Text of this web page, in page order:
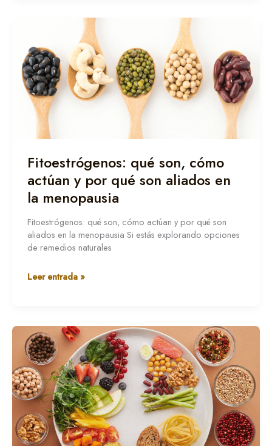
Fitoestrógenos: qué son, cómo
actúan y por qué son aliados en
la menopausia
Fitoestrógenos: qué son, cómo actúan y por qué son
aliados en la menopausia Si estás explorando opciones
de remedios naturales
Fitoestrógenos:
son,
cómo
actúan
y
por
qué
son
aliados
la
menopausia
Leer entrada »
Dieta
y
Menopausia:
cómo
comer
bien
sin
engordar